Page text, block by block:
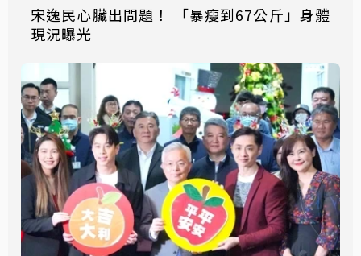
宋逸民心臟出問題！ 「暴瘦到67公斤」身體
現況曝光